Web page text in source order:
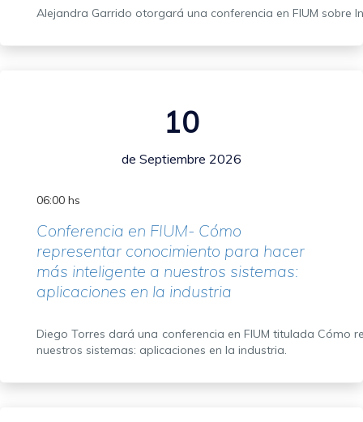
Alejandra Garrido otorgará una conferencia en FIUM sobre
10
de Septiembre 2026
06:00 hs
Conferencia en FIUM- Cómo
representar conocimiento para hacer
más inteligente a nuestros sistemas:
aplicaciones en la industria
Diego Torres dará una conferencia en FIUM titulada Cómo
nuestros sistemas: aplicaciones en la industria.